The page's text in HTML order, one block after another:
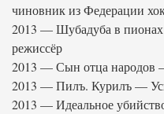
чиновник из Федерации
2013 — Шубадуба в
режиссёр
2013 — Сын отца народов
2013 — Пилъ. Курилъ —
2013 — Идеальное